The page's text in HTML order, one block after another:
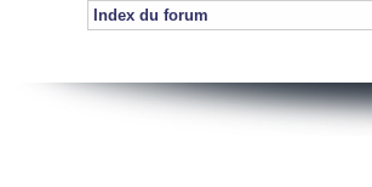
Index du forum